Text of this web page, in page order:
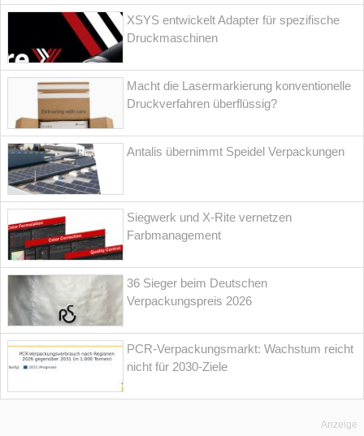
XSYS entwickelt Adapter für spezifische
Druckmaschinen
Macht die Lasermarkierung konventionelle
Druckverfahren überflüssig?
Antalis übernimmt Speidel Verpackungen
Siegwerk und X-Rite vernetzen
Farbmanagement
36 Sieger beim Deutschen
Verpackungspreis 2026
PCR-Verpackungsmarkt: Wachstum reicht
nicht für 2030-Ziele
Anzeige